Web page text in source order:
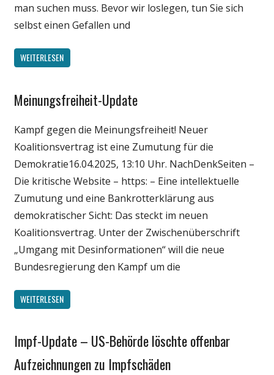
man suchen muss. Bevor wir loslegen, tun Sie sich
selbst einen Gefallen und
WEITERLESEN
Gesellschaft
Politik
Wirtschaft
Wissenschaft
Meinungsfreiheit-Update
Kampf gegen die Meinungsfreiheit! Neuer
Koalitionsvertrag ist eine Zumutung für die
Demokratie16.04.2025, 13:10 Uhr. NachDenkSeiten –
Die kritische Website – https: – Eine intellektuelle
Zumutung und eine Bankrotterklärung aus
demokratischer Sicht: Das steckt im neuen
Koalitionsvertrag. Unter der Zwischenüberschrift
„Umgang mit Desinformationen“ will die neue
Bundesregierung den Kampf um die
WEITERLESEN
Gesellschaft
Medien
Impf-Update – US-Behörde löschte offenbar
Aufzeichnungen zu Impfschäden